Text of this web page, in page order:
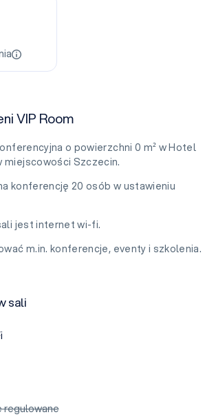
VIP Room
o powierzchni 0 m² w Hotel
miejscowości Szczecin.
konferencję 20 osób w ustawieniu
jest internet wi-fi.
m.in. konferencje, eventy i szkolenia.
sali
regulowane